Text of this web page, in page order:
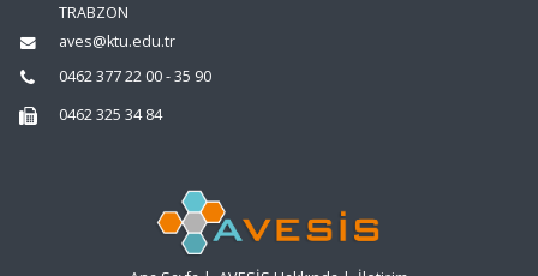
TRABZON
aves@ktu.edu.tr
0462 377 22 00 - 35 90
0462 325 34 84